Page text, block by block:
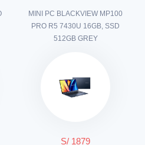
MINI PC BLACKVIEW MP100
PRO R5 7430U 16GB, SSD
512GB GREY
S/ 1879